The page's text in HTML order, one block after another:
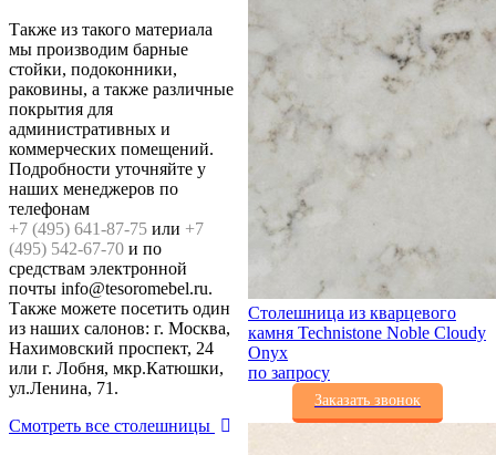
Также из такого материала
мы производим барные
стойки, подоконники,
раковины, а также различные
покрытия для
административных и
коммерческих помещений.
Подробности уточняйте у
наших менеджеров по
телефонам
+7 (495) 641-87-75 или +7
(495) 542-67-70 и по
средствам электронной
почты info@tesoromebel.ru.
Также можете посетить один
из наших салонов: г. Москва,
Нахимовский проспект, 24
или г. Лобня, мкр.Катюшки,
ул.Ленина, 71.
Смотреть все столешницы
Столешница из кварцевого
камня Technistone Noble Cloudy
Onyx
по запросу
Заказать звонок